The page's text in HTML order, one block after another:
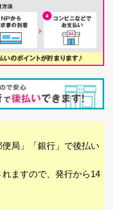
局」「銀行」で後払い
ますので、発行から14